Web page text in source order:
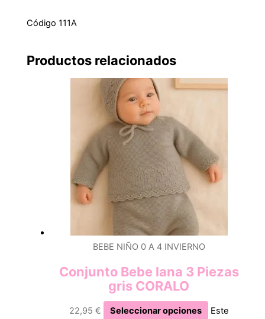
Código 111A
Productos relacionados
BEBE NIÑO 0 A 4 INVIERNO
Conjunto Bebe lana 3 Piezas
gris CORALO
22,95€ Seleccionar opciones
Este